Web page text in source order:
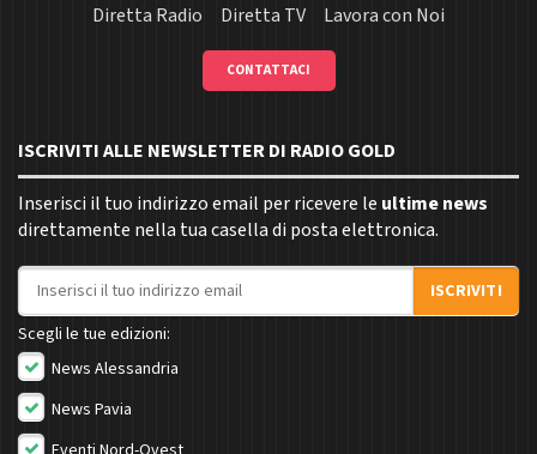
Diretta Radio
Diretta TV Lavora con Noi
CONTATTACI
ISCRIVITI ALLE NEWSLETTER DI RADIO GOLD
Inserisci il tuo indirizzo email per ricevere le ultime news
direttamente nella tua casella di posta elettronica.
Indirizzo email
ISCRIVITI
Scegli le tue edizioni:
News Alessandria
News Pavia